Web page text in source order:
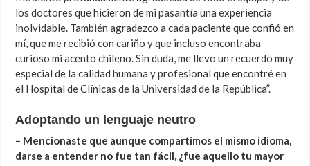
los doctores que hicieron de mi pasantía una experiencia
inolvidable. También agradezco a cada paciente que confió en
mí, que me recibió con cariño y que incluso encontraba
curioso mi acento chileno. Sin duda, me llevo un recuerdo muy
especial de la calidad humana y profesional que encontré en
el Hospital de Clínicas de la Universidad de la República”.
Adoptando un lenguaje neutro
– Mencionaste que aunque compartimos el mismo idioma,
darse a entender no fue tan fácil, ¿fue aquello tu mayor